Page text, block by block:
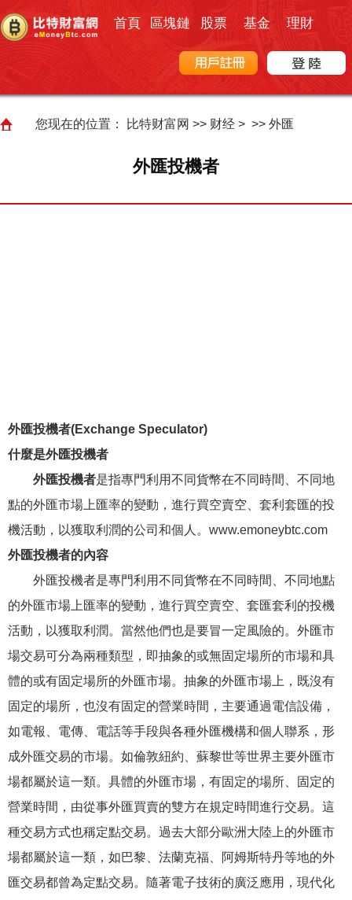
首頁 區塊鏈 股票 基金 理財
您现在的位置： 比特财富网 >> 财经> >> 外匯
外匯投機者
外匯投機者(Exchange Speculator)
什麼是外匯投機者
外匯投機者是指專門利用不同貨幣在不同時間、不同地
點的外匯市場上匯率的變動，進行買空賣空、套利套匯的投
機活動，以獲取利潤的公司和個人。www.emoneybtc.com
外匯投機者的內容
外匯投機者是專門利用不同貨幣在不同時間、不同地點
的外匯市場上匯率的變動，進行買空賣空、套匯套利的投機
活動，以獲取利潤。當然他們也是要冒一定風險的。外匯市
場交易可分為兩種類型，即抽象的或無固定場所的市場和具
體的或有固定場所的外匯市場。抽象的外匯市場上，既沒有
固定的場所，也沒有固定的營業時間，主要通過電信設備，
如電報、電傳、電話等手段與各種外匯機構和個人聯系，形
成外匯交易的市場。如倫敦紐約、蘇黎世等世界主要外匯市
場都屬於這一類。具體的外匯市場，有固定的場所、固定的
營業時間，由從事外匯買賣的雙方在規定時間進行交易。這
種交易方式也稱定點交易。過去大部分歐洲大陸上的外匯市
場都屬於這一類，如巴黎、法蘭克福、阿姆斯特丹等地的外
匯交易都曾為定點交易。隨著電子技術的廣泛應用，現代化